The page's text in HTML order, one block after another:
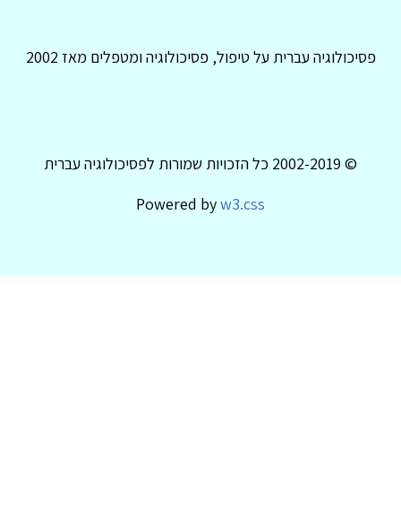
פסיכולוגיה עברית על טיפול, פסיכולוגיה ומטפלים מאז 2002
© 2002-2019 כל הזכויות שמורות לפסיכולוגיה עברית
Powered byw3.css